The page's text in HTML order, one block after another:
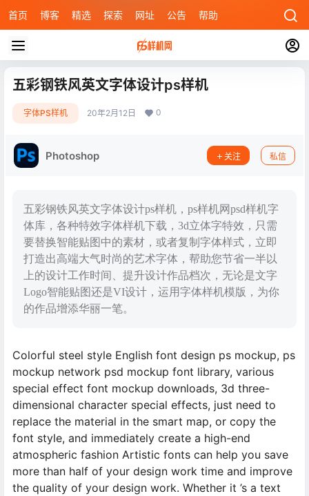
首页 博客 精选 探索 网址 公告 帮助
五彩钢铁风英文字体设计ps样机
字体PS样机 20年2月12日 0
Photoshop 关注 私信
五彩钢铁风英文字体设计ps样机，ps样机网psd样机字
体库，各种特效字体样机下载，3d立体字特效，只需
要替换智能贴图中的素材，或者复制字体样式，立即
打造出高端大气时尚的艺术字体，帮助您节省一半以
上的设计工作时间、提升设计作品档次，无论是文字
Logo智能贴图还是VI设计，运用字体样机模版，为你
的作品增添华丽一笔。
Colorful steel style English font design ps mockup, ps
mockup network psd mockup font library, various
special effect font mockup downloads, 3d three-
dimensional character special effects, just need to
replace the material in the smart map, or copy the
font style, and immediately create a high-end
atmospheric fashion Artistic fonts can help you save
more than half of your design work time and improve
the quality of your design work. Whether it ’s a text